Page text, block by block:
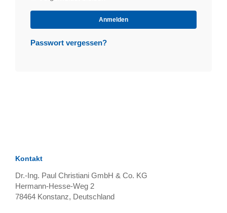
angemeldet
Anmelden
Passwort vergessen?
Kontakt
Dr.-Ing. Paul Christiani GmbH & Co. KG
Hermann-Hesse-Weg 2
78464 Konstanz, Deutschland